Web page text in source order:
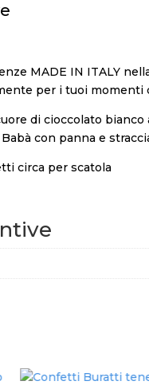
MADE IN ITALY
per i tuoi momenti
di cioccolato
con panna e
circa per scatola